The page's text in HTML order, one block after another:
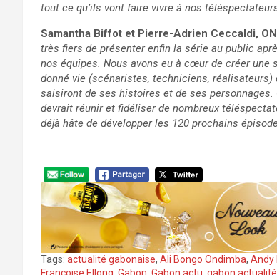
tout ce qu’ils vont faire vivre à nos téléspectateurs
Samantha Biffot et Pierre-Adrien Ceccaldi, ON
très fiers de présenter enfin la série au public
nos équipes. Nous avons eu à cœur de créer
donné vie (scénaristes, techniciens,
saisiront de ses histoires et de ses personnages.
devrait réunir et fidéliser de nombreux
déjà hâte de développer les 120 prochains
Tags: actualité gabonaise, Ali Bongo Ondimba, Andy